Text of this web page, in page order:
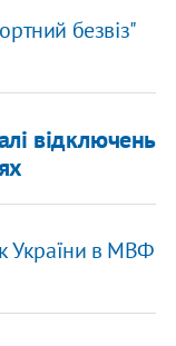
безвіз"
відключень
України в МВФ